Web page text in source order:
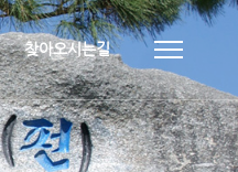
찾아오시는길